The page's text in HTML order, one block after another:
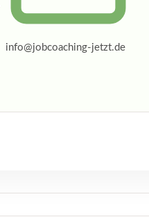
info@jobcoaching-jetzt.de